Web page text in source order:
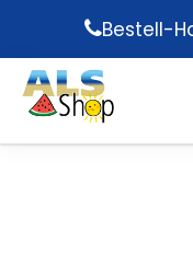
main
content
Bestell-